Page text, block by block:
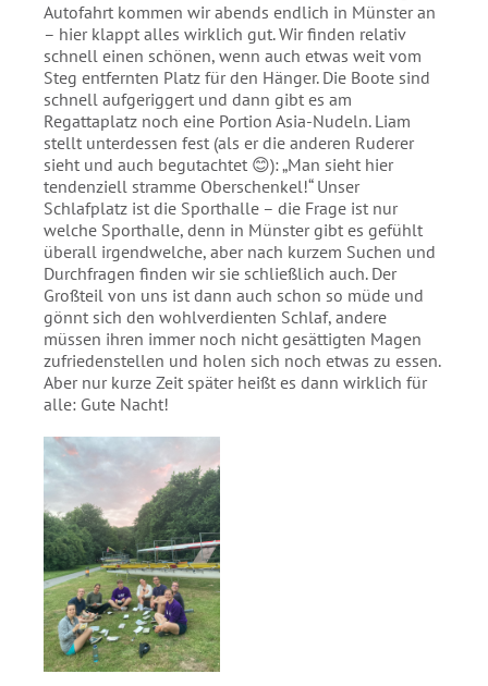
Autofahrt kommen wir abends endlich in Münster an
– hier klappt alles wirklich gut. Wir finden relativ
schnell einen schönen, wenn auch etwas weit vom
Steg entfernten Platz für den Hänger. Die Boote sind
schnell aufgeriggert und dann gibt es am
Regattaplatz noch eine Portion Asia-Nudeln. Liam
stellt unterdessen fest (als er die anderen Ruderer
sieht und auch begutachtet 😊): „Man sieht hier
tendenziell stramme Oberschenkel!“ Unser
Schlafplatz ist die Sporthalle – die Frage ist nur
welche Sporthalle, denn in Münster gibt es gefühlt
überall irgendwelche, aber nach kurzem Suchen und
Durchfragen finden wir sie schließlich auch. Der
Großteil von uns ist dann auch schon so müde und
gönnt sich den wohlverdienten Schlaf, andere
müssen ihren immer noch nicht gesättigten Magen
zufriedenstellen und holen sich noch etwas zu essen.
Aber nur kurze Zeit später heißt es dann wirklich für
alle: Gute Nacht!